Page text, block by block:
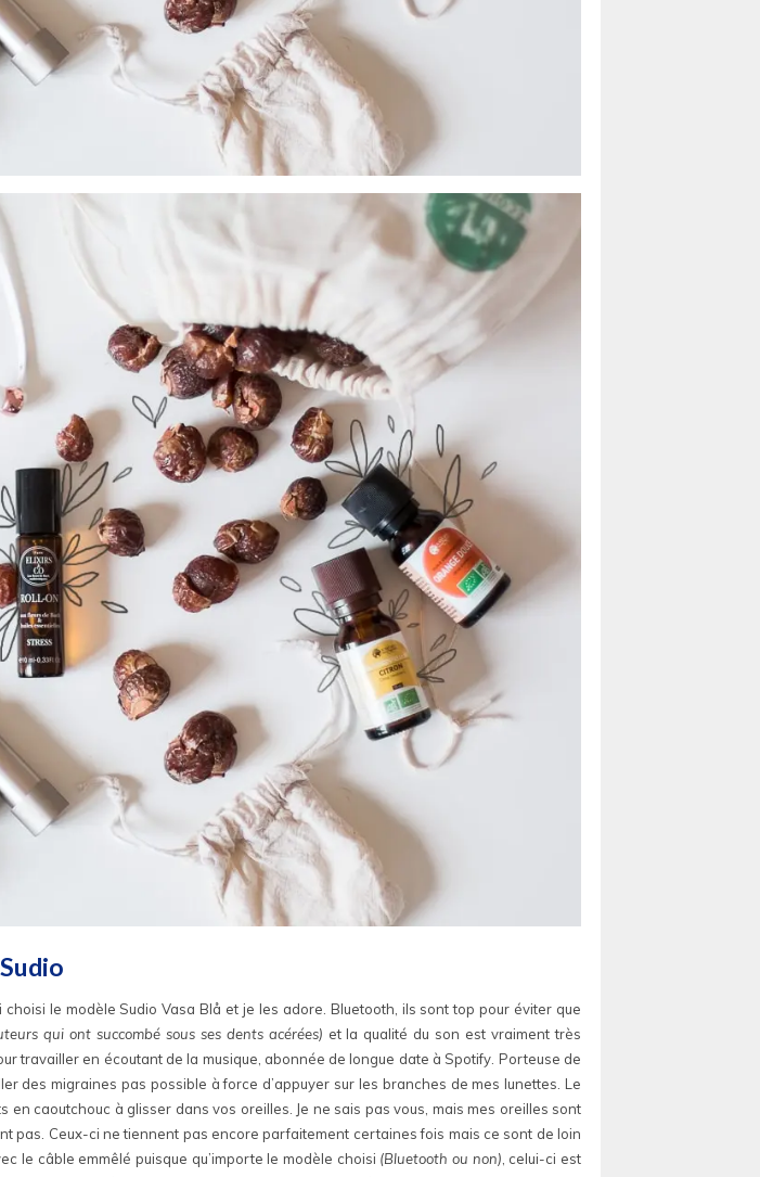
Sudio
choisi le modèle Sudio Vasa Blå et je les adore. Bluetooth, ils sont top pour éviter que
qui ont succombé sous ses dents acérées) et la qualité du son est vraiment très
travailler en écoutant de la musique, abonnée de longue date à Spotify. Porteuse de
des migraines pas possible à force d’appuyer sur les branches de mes lunettes. Le
caoutchouc à glisser dans vos oreilles. Je ne sais pas vous, mais mes oreilles sont
pas. Ceux-ci ne tiennent pas encore parfaitement certaines fois mais ce sont de loin
le câble emmêlé puisque qu’importe le modèle choisi (Bluetooth ou non), celui-ci est